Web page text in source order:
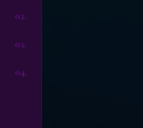
02.
03.
04.